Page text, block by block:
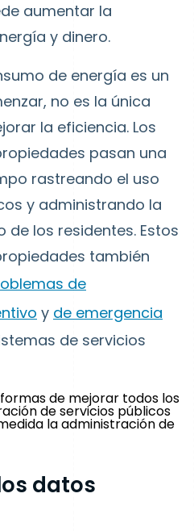
aumentar la
y dinero.
de energía es un
no es la única
la eficiencia. Los
pasan una
rastreando el uso
y administrando la
de los residentes. Estos
también
de
y de emergencia
de servicios
de mejorar todos los
de servicios públicos
la administración de
datos